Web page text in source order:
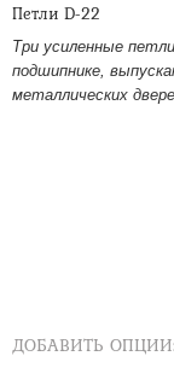
Петли D-22
Три усиленные
подшипнике,
металлических
ДОБАВИТЬ ОПЦИИ: